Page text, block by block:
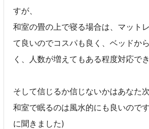
すが、
和室の畳の上で寝る場合は、マット
て良いのでコスパも良く、ベッドか
く、人数が増えてもある程度対応で
そして信じるか信じないかはあなた次
和室で眠るのは風水的にも良いので
に聞きました)